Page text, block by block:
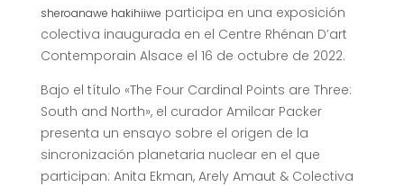
sheroanawe hakihiiwe participa en una exposición
colectiva inaugurada en el Centre Rhénan D’art
Contemporain Alsace el 16 de octubre de 2022.
Bajo el título «The Four Cardinal Points are Three:
South and North», el curador Amilcar Packer
presenta un ensayo sobre el origen de la
sincronización planetaria nuclear en el que
participan: Anita Ekman, Arely Amaut & Colectiva